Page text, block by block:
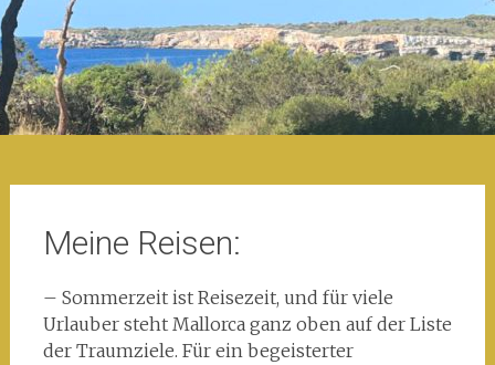
Meine Reisen:
– Sommerzeit ist Reisezeit, und für viele
Urlauber steht Mallorca ganz oben auf der Liste
der Traumziele. Für ein begeisterter